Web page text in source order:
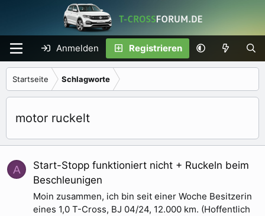
Anmelden Registrieren
Startseite Schlagworte
motor ruckelt
A
Start-Stopp funktioniert nicht + Ruckeln beim
Beschleunigen
Moin zusammen, ich bin seit einer Woche Besitzerin
eines 1,0 T-Cross, BJ 04/24, 12.000 km. (Hoffentlich